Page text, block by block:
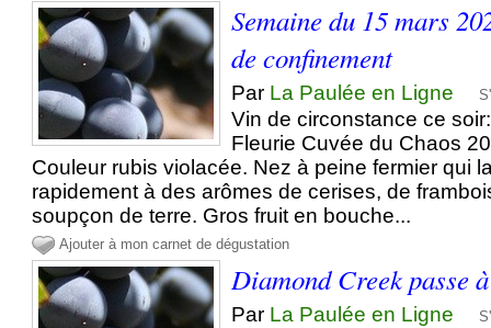
Semaine du 15 mars
de confinement
Par La Paulée en Ligne
Vin de circonstance ce
Fleurie Cuvée du Chaos
Couleur rubis violacée. Nez à peine fermier qui
rapidement à des arômes de cerises, de
soupçon de terre. Gros fruit en bouche...
Ajouter à mon carnet de dégustation
Diamond Creek passe
Par La Paulée en Ligne